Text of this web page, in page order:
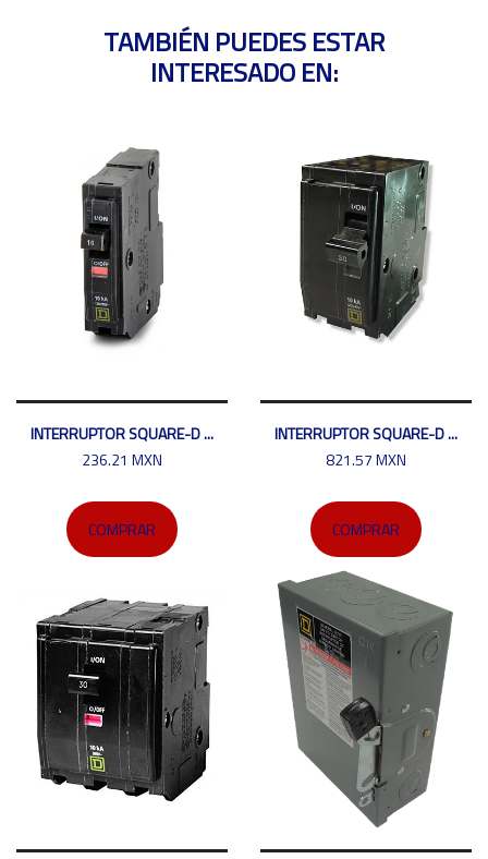
TAMBIÉN PUEDES ESTAR
INTERESADO EN:
INTERRUPTOR SQUARE-D ...
236.21 MXN
COMPRAR
INTERRUPTOR SQUARE-D ...
821.57 MXN
COMPRAR